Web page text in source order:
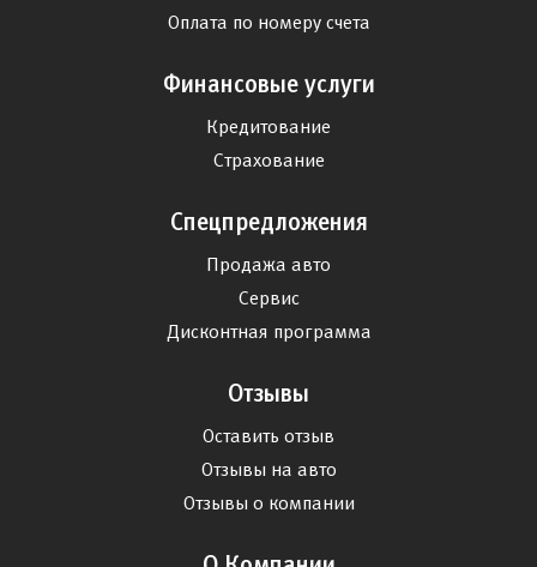
Оплата по номеру счета
Финансовые услуги
Кредитование
Страхование
Спецпредложения
Продажа авто
Сервис
Дисконтная программа
Отзывы
Оставить отзыв
Отзывы на авто
Отзывы о компании